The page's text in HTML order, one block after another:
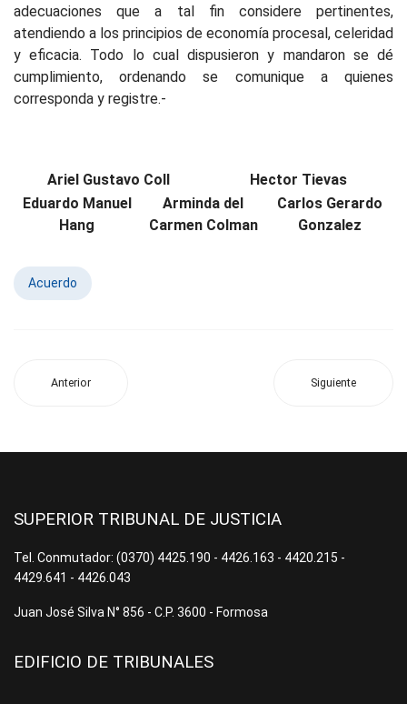
adecuaciones que a tal fin considere pertinentes,
atendiendo a los principios de economía procesal, celeridad
y eficacia. Todo lo cual dispusieron y mandaron se dé
cumplimiento, ordenando se comunique a quienes
corresponda y registre.-
Ariel Gustavo Coll
Hector Tievas
Eduardo Manuel
Hang
Arminda del
Carmen Colman
Carlos Gerardo
Gonzalez
Acuerdo
Anterior Siguiente
SUPERIOR TRIBUNAL DE JUSTICIA
Tel. Conmutador: (0370) 4425.190 - 4426.163 - 4420.215 -
4429.641 - 4426.043
Juan José Silva N° 856 - C.P. 3600 - Formosa
EDIFICIO DE TRIBUNALES